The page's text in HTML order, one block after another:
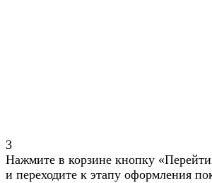
3
Нажмите в корзине кнопку
и переходите к этапу